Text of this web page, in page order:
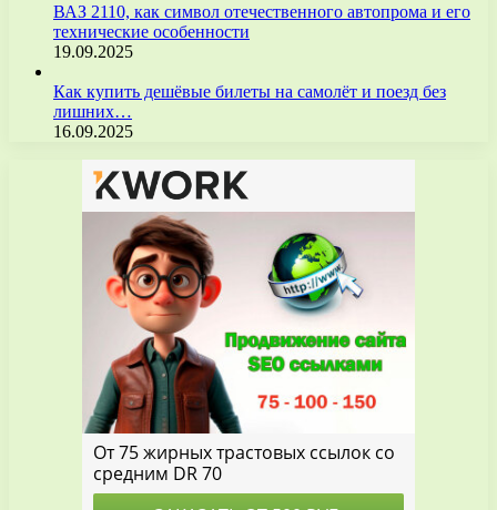
ВАЗ 2110, как символ отечественного автопрома и его
технические особенности
19.09.2025
Как купить дешёвые билеты на самолёт и поезд без
лишних…
16.09.2025